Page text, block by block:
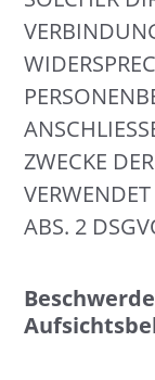
ZWECKE
ABS. 2